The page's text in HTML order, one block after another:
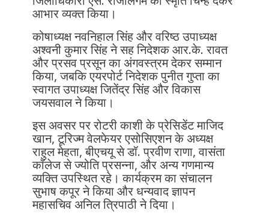
आभार व्यक्त किया।
कोषाध्यक्ष नवनिहाल सिंह और वरिष्ठ उपाध्यक्ष
अश्वनी कुमार सिंह ने सह निदेशक आर.के. रावत
और प्रसव प्रसून का अंगवस्त्रम देकर सम्मान
किया, जबकि एयरपोर्ट निदेशक पुनीत गुप्ता का
स्वागत उपाध्यक्ष जितेंद्र सिंह और विकास
जयसवाल ने किया।
इस अवसर पर रोटरी काशी के प्रेसिडेंट माजिद
खान, टूरिज्म वेलफेयर एसोसिएशन के अध्यक्ष
राहुल मेहता, बीएचयू से डॉ. प्रवीण राणा, वासंता
कॉलेज से ज्योति प्रसन्ना, और अन्य गणमान्य
व्यक्ति उपस्थित रहे। कार्यक्रम का संचालन
सुभाष कपूर ने किया और धन्यवाद ज्ञापन
महासचिव अनिल त्रिपाठी ने दिया।